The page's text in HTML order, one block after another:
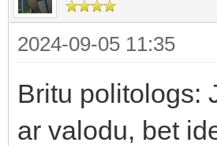
2024-09-05 11:35
Britu politologs:
ar valodu, bet